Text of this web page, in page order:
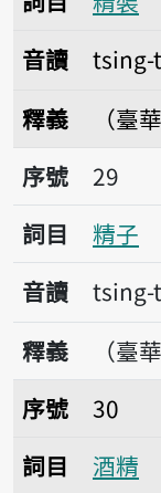
音讀
tsing-
釋義
（臺
序號29精子
序號
29
詞目
精子
音讀
tsing-
釋義
（臺
序號30酒精
序號
30
詞目
酒精